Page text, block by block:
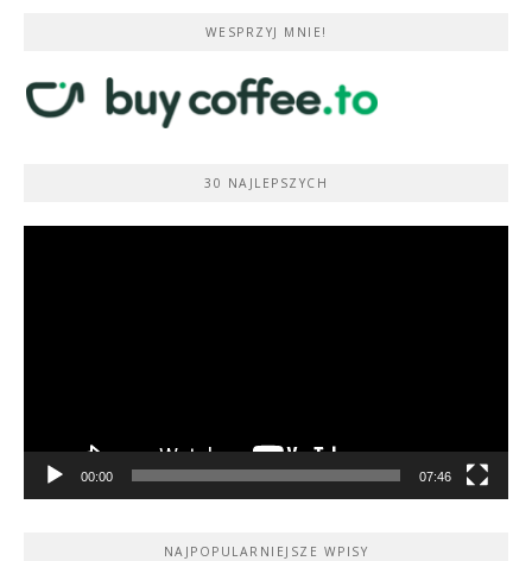
WESPRZYJ MNIE!
30 NAJLEPSZYCH
00:00 07:46
NAJPOPULARNIEJSZE WPISY